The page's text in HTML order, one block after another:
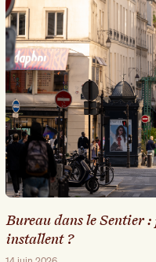
Bureau dans le Sentier
installent ?